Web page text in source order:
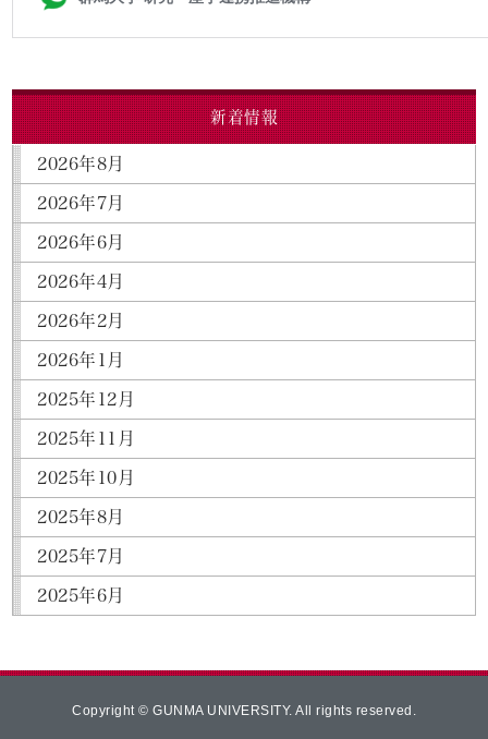
新着情報
2026年8月
2026年7月
2026年6月
2026年4月
2026年2月
2026年1月
2025年12月
2025年11月
2025年10月
2025年8月
2025年7月
2025年6月
Copyright © GUNMA UNIVERSITY. All rights reserved.